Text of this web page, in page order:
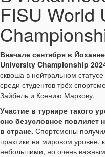
FISU World
Вначале сентября в
University Championship
сквоша в нейтральном
среди студентов трёх
Зайбель и Ксению Маркову.
Участие в турнире такого
оно безусловное повлияет
в стране. Спортсмены
практики на мировом уровне,
небольшими, но очень